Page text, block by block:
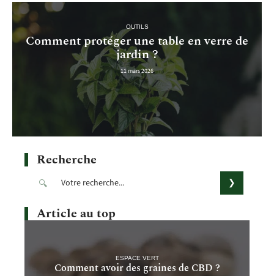
OUTILS
Comment protéger une table en verre de
jardin ?
11 mars 2026
Recherche
Article au top
ESPACE VERT
Comment avoir des graines de CBD ?